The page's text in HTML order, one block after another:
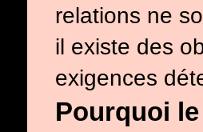
relations ne
il existe des
exigences
Pourquoi